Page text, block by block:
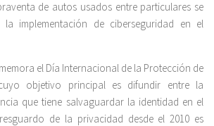
de autos usados entre particulares se
implementación de ciberseguridad en el
el Día Internacional de la Protección de
objetivo principal es difundir entre la
que tiene salvaguardar la identidad en el
de la privacidad desde el 2010 es